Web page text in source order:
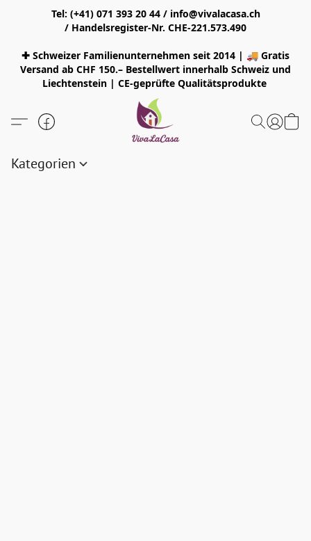
Tel: (+41) 071 393 20 44 / info@vivalacasa.ch
/ Handelsregister-Nr. CHE-221.573.490
✚ Schweizer Familienunternehmen seit 2014 | 🚚 Gratis
Versand ab CHF 150.– Bestellwert innerhalb Schweiz und
Liechtenstein | CE-geprüfte Qualitätsprodukte
Kategorien